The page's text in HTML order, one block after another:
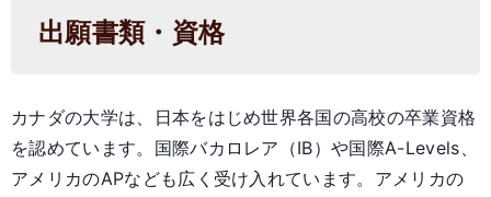
出願書類・資格
カナダの大学は、日本をはじめ世界各国の高校の卒業資格
を認めています。国際バカロレア（IB）や国際A-Levels、
アメリカのAPなども広く受け入れています。アメリカの